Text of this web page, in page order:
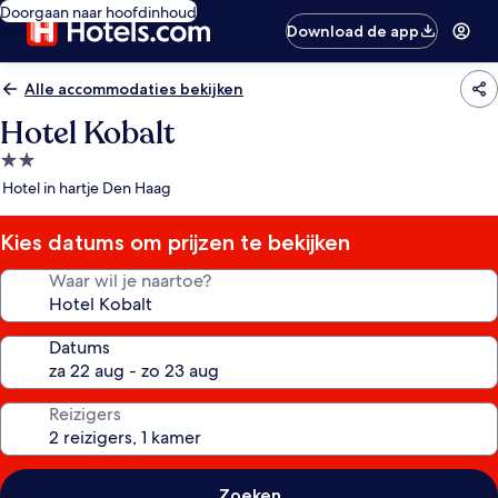
Doorgaan naar hoofdinhoud
Download de app
Alle accommodaties bekijken
Hotel Kobalt
2.0-
sterrenaccommodatie
Hotel in hartje Den Haag
Kies datums om prijzen te bekijken
Waar wil je naartoe?
Datums
Reizigers